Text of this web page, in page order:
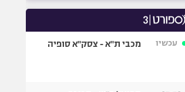
עכשיו מכבי ת"א - צסק"א סופיה